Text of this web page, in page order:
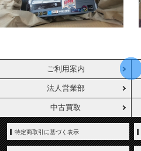
ご利用案内
法人営業部
中古買取
特定商取引に基づく表示